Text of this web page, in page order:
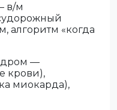
в/м
алгоритм «когда
—
крови),
миокарда),